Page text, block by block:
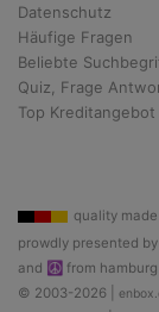
Datenschutz
Häufige Fragen
Beliebte
Quiz, Frage
Top Kreditangebot
quality
prowdly presented
and ☮ from hamburg
© 2003-2026 |